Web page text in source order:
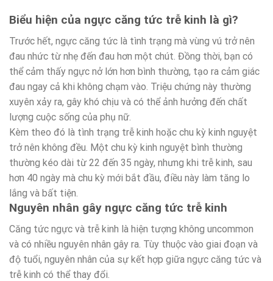
Biểu hiện của ngực căng tức trễ kinh là gì?
Trước hết, ngực căng tức là tình trạng mà vùng vú trở nên
đau nhức từ nhẹ đến đau hơn một chút. Đồng thời, bạn có
thể cảm thấy ngực nở lớn hơn bình thường, tạo ra cảm giác
đau ngay cả khi không chạm vào. Triệu chứng này thường
xuyên xảy ra, gây khó chịu và có thể ảnh hưởng đến chất
lượng cuộc sống của phụ nữ.
Kèm theo đó là tình trạng trễ kinh hoặc chu kỳ kinh nguyệt
trở nên không đều. Một chu kỳ kinh nguyệt bình thường
thường kéo dài từ 22 đến 35 ngày, nhưng khi trễ kinh, sau
hơn 40 ngày mà chu kỳ mới bắt đầu, điều này làm tăng lo
lắng và bất tiện.
Nguyên nhân gây ngực căng tức trễ kinh
Căng tức ngực và trễ kinh là hiện tượng không uncommon
và có nhiều nguyên nhân gây ra. Tùy thuộc vào giai đoạn và
độ tuổi, nguyên nhân của sự kết hợp giữa ngực căng tức và
trễ kinh có thể thay đổi.